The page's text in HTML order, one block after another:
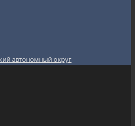
автономный округ